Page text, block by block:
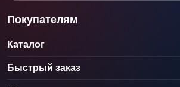
Покупателям
Каталог
Быстрый заказ